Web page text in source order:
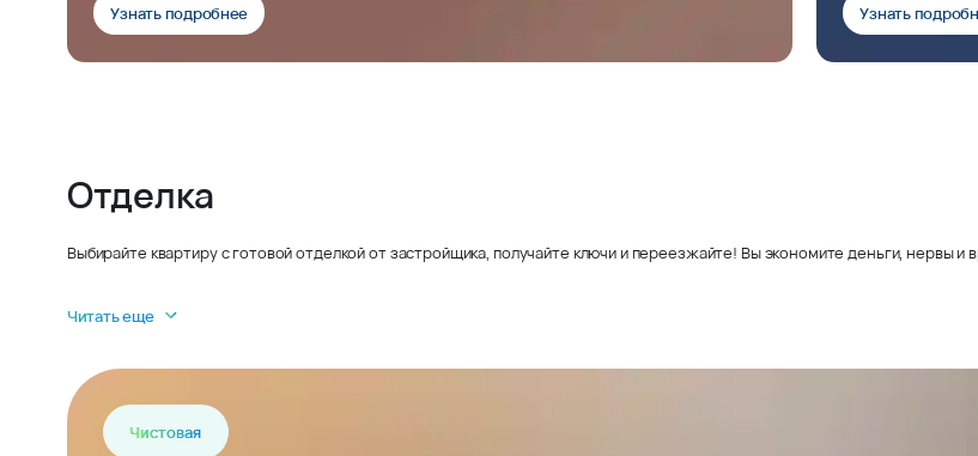
Узнать подробнее Узнать
Отделка
Выбирайте квартиру с готовой отделкой от застройщика, получайте ключи и переезжайте! Вы экономите деньги, нервы и
Читать еще
Чистовая